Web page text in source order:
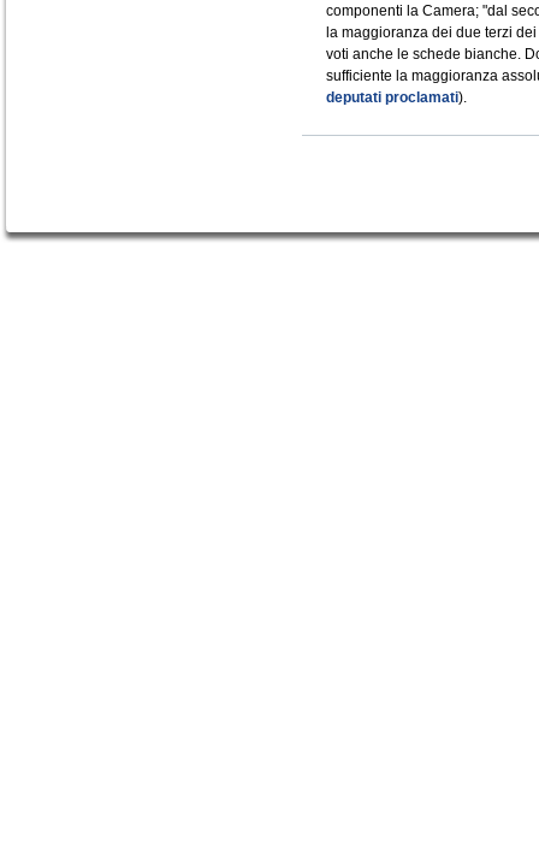
componenti la Camera; "dal
la maggioranza dei due terzi
voti anche le schede bianche.
sufficiente la maggioranza
deputati proclamati).